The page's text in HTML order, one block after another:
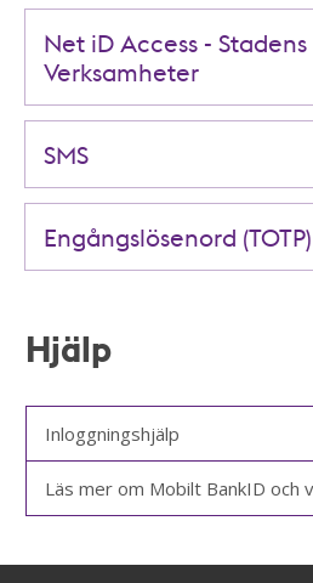
Net iD Access -
Verksamheter
SMS
Engångslösenord (TOTP)
Hjälp
Inloggningshjälp
Läs mer om Mobilt BankID och